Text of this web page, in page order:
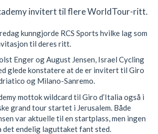
invitert til flere WorldTour-ritt.
kunngjorde RCS Sports hvilke lag som
til deres ritt.
Enger og August Jensen, Israel Cycling
glede konstatere at de er invitert til Giro
og Milano-Sanremo.
mottok wildcard til Giro d’Italia også i
grand tour startet i Jerusalem. Både
var aktuelle til en startplass, men ingen
det endelig laguttaket fant sted.